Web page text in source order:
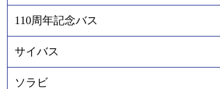
110周年記念バス
サイバス
ソラビ